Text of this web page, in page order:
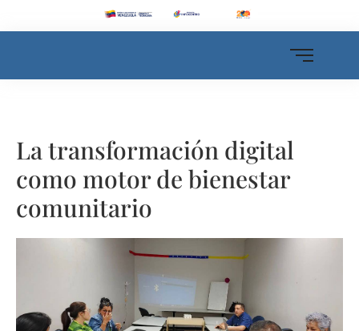
La transformación digital
como motor de bienestar
comunitario